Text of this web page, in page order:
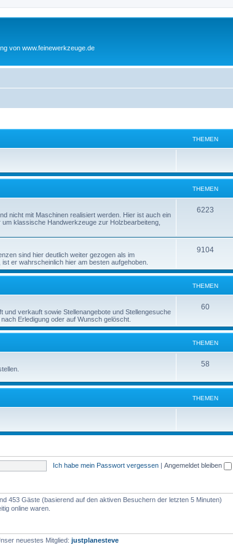
von www.feinewerkzeuge.de
THEMEN
THEMEN
nicht mit Maschinen realisiert werden. Hier ist auch ein
klassische Handwerkzeuge zur Holzbearbeiteng,
6223
e
n
sind hier deutlich weiter gezogen als im
er wahrscheinlich hier am besten aufgehoben.
9104T
m
n
THEMEN
verkauft sowie Stellenangebote und Stellengesuche
Erledigung oder auf Wunsch gelöscht.
60T
m
n
THEMEN
58
e
THEMEN
Ich habe mein Passwort vergessen | Angemeldet bleiben
453 Gäste (basierend auf den aktiven Besuchern der letzten 5 Minuten)
online waren.
neuestes Mitglied: justplanesteve